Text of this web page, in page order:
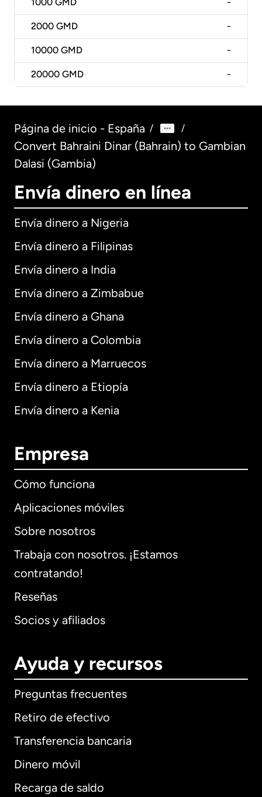
1000 GMD -
2000 GMD -
10000 GMD -
20000 GMD -
Página de inicio - España / /
Convert Bahraini Dinar (Bahrain) to Gambian
Dalasi (Gambia)
Envía dinero en línea
Envía dinero a Nigeria
Envía dinero a Filipinas
Envía dinero a India
Envía dinero a Zimbabue
Envía dinero a Ghana
Envía dinero a Colombia
Envía dinero a Marruecos
Envía dinero a Etiopía
Envía dinero a Kenia
Empresa
Cómo funciona
Aplicaciones móviles
Sobre nosotros
Trabaja con nosotros. ¡Estamos
contratando!
Reseñas
Socios y afiliados
Ayuda y recursos
Preguntas frecuentes
Retiro de efectivo
Transferencia bancaria
Dinero móvil
Recarga de saldo